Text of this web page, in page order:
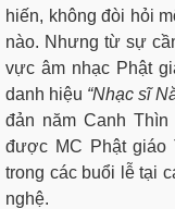
hiến, không đòi hỏi
nào. Nhưng từ sự
vực âm nhạc Phật
danh hiệu “Nhạc sĩ
đản năm Canh
được MC Phật giáo
trong các buổi lễ tại
nghệ.